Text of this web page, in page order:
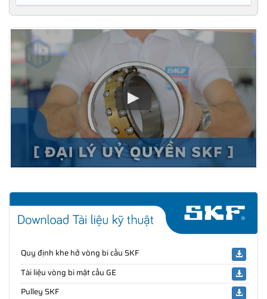
Quy định khe hở vòng bi cầu SKF
Tài liệu vòng bi mặt cầu GE
Pulley SKF